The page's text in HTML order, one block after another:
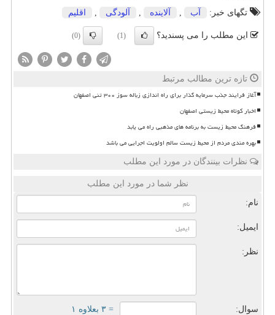
تگهای خبر:
آب , آلاینده , آلودگی , اقلیم
این مطلب را می پسندید؟ (1)
(0)
تازه ترین مطالب مرتبط
آغاز فرایند جذب سرمایه گذار برای راه اندازی زباله سوز ۳۰۰ تنی اصفهان
اخبار کوتاه محیط زیستی اصفهان
فرهنگ محیط زیست به برنامه های مذهبی راه می یابد
بهره مندی مردم از محیط زیست سالم اولویت اجرایی می باشد
نظرات بینندگان در مورد این مطلب
نظر شما در مورد این مطلب
نام:
ایمیل:
نظر:
سوال: = ۳ بعلاوه ۱